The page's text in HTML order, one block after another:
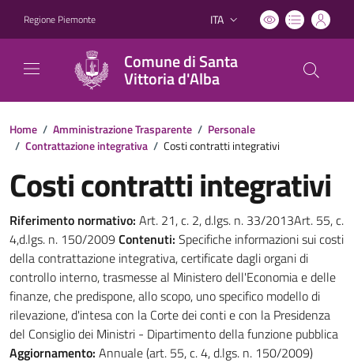
Regione Piemonte Lingua attiva:
ITA
Comune di Santa
Vittoria d'Alba
Home / Amministrazione Trasparente / Personale
/ Contrattazione integrativa / Costi contratti integrativi
Costi contratti integrativi
Riferimento normativo: Art. 21, c. 2, d.lgs. n. 33/2013Art. 55, c.
4,d.lgs. n. 150/2009 Contenuti: Specifiche informazioni sui costi
della contrattazione integrativa, certificate dagli organi di
controllo interno, trasmesse al Ministero dell'Economia e delle
finanze, che predispone, allo scopo, uno specifico modello di
rilevazione, d'intesa con la Corte dei conti e con la Presidenza
del Consiglio dei Ministri - Dipartimento della funzione pubblica
Aggiornamento: Annuale (art. 55, c. 4, d.lgs. n. 150/2009)